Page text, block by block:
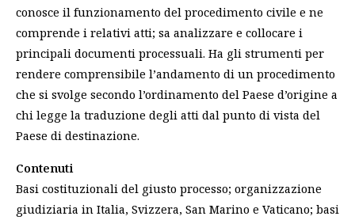
conosce il funzionamento del procedimento civile e ne
comprende i relativi atti; sa analizzare e collocare i
principali documenti processuali. Ha gli strumenti per
rendere comprensibile l’andamento di un procedimento
che si svolge secondo l’ordinamento del Paese d’origine a
chi legge la traduzione degli atti dal punto di vista del
Paese di destinazione.
Contenuti
Basi costituzionali del giusto processo; organizzazione
giudiziaria in Italia, Svizzera, San Marino e Vaticano; basi